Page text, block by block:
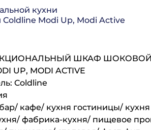
Подробнее
Профессиональная химия
Подробнее
Комплексное оснащение
Подробнее
Подробнее
Консалтинг
Подробнее
Поставка аксессуаров и
частей
Подробнее
Подробнее
Химия профессиональная
Подробнее
Оборудование
профессиональной кухни
Подробнее
кухни
Modi Up, Modi Active
ШКАФ
UP, MODI ACTIVE
Coldline
кафе/ кухня гостиницы/
фабрика-кухня/ пищевое